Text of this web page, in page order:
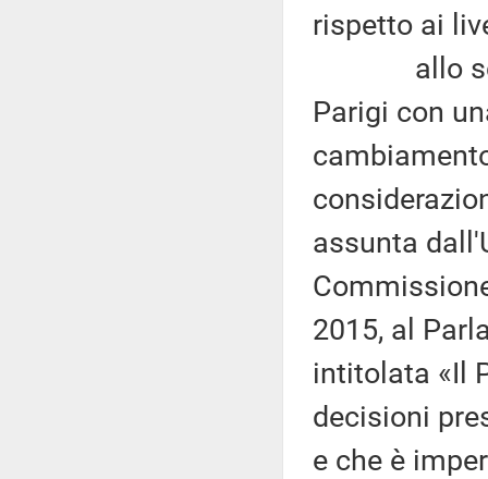
rispetto ai
allo
Parigi con
assunta
2015, al
intitolata «Il
decisioni
e che è